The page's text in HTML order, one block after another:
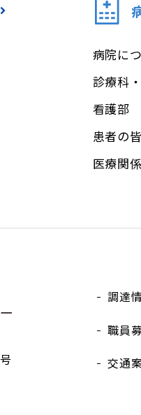
病院に
診療科
看護部
患者の
医療関
調達
職員
交通